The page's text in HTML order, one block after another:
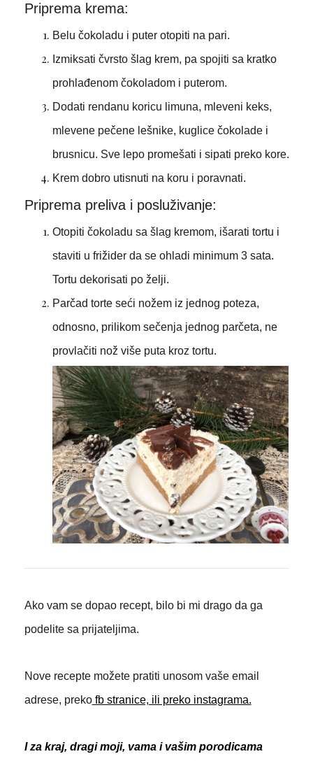
Priprema krema:
Belu čokoladu i puter otopiti na pari.
Izmiksati čvrsto šlag krem, pa spojiti sa kratko
prohlađenom čokoladom i puterom.
Dodati rendanu koricu limuna, mleveni keks,
mlevene pečene lešnike, kuglice čokolade i
brusnicu. Sve lepo promešati i sipati preko kore.
Krem dobro utisnuti na koru i poravnati.
Priprema preliva i posluživanje:
Otopiti čokoladu sa šlag kremom, išarati tortu i
staviti u frižider da se ohladi minimum 3 sata.
Tortu dekorisati po želji.
Parčad torte seći nožem iz jednog poteza,
odnosno, prilikom sečenja jednog parčeta, ne
provlačiti nož više puta kroz tortu.
Ako vam se dopao recept, bilo bi mi drago da ga
podelite sa prijateljima.
Nove recepte možete pratiti unosom vaše email
adrese, prekofb stranice, ili preko instagrama.
I za kraj, dragi moji, vama i vašim porodicama